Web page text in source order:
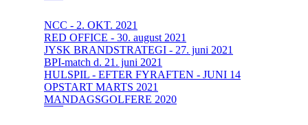
NCC - 2. OKT. 2021
RED OFFICE - 30. august 2021
JYSK BRANDSTRATEGI - 27. juni 2021
BPI-match d. 21. juni 2021
HULSPIL - EFTER FYRAFTEN - JUNI 14
OPSTART MARTS 2021
MANDAGSGOLFERE 2020